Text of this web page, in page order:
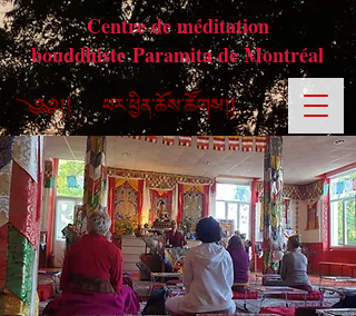
Centre de méditation
bouddhiste Paramita de Montréal